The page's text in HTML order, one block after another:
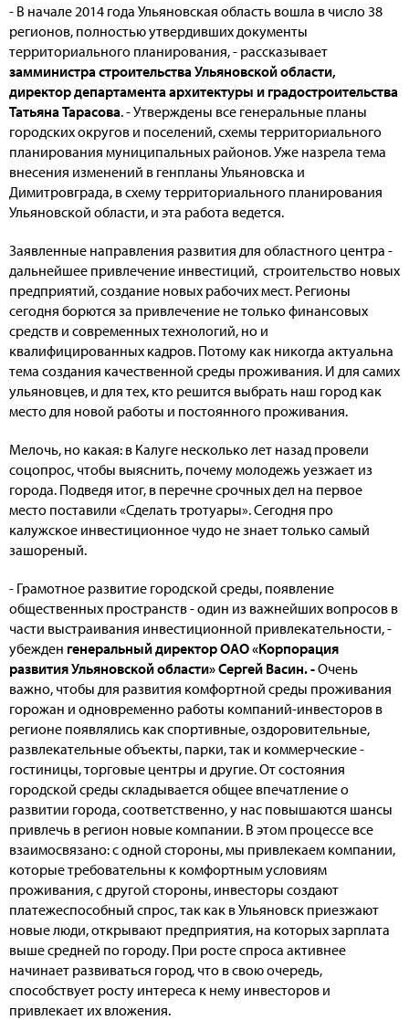
- В начале 2014 года Ульяновская область вошла в число 38
регионов, полностью утвердивших документы
территориального планирования, - рассказывает
замминистра строительства Ульяновской области,
директор департамента архитектуры и градостроительства
Татьяна Тарасова. - Утверждены все генеральные планы
городских округов и поселений, схемы территориального
планирования муниципальных районов. Уже назрела тема
внесения изменений в генпланы Ульяновска и
Димитровграда, в схему территориального планирования
Ульяновской области, и эта работа ведется.
Заявленные направления развития для областного центра -
дальнейшее привлечение инвестиций, строительство новых
предприятий, создание новых рабочих мест. Регионы
сегодня борются за привлечение не только финансовых
средств и современных технологий, но и
квалифицированных кадров. Потому как никогда актуальна
тема создания качественной среды проживания. И для самих
ульяновцев, и для тех, кто решится выбрать наш город как
место для новой работы и постоянного проживания.
Мелочь, но какая: в Калуге несколько лет назад провели
соцопрос, чтобы выяснить, почему молодежь уезжает из
города. Подведя итог, в перечне срочных дел на первое
место поставили «Сделать тротуары». Сегодня про
калужское инвестиционное чудо не знает только самый
зашореный.
- Грамотное развитие городской среды, появление
общественных пространств - один из важнейших вопросов в
части выстраивания инвестиционной привлекательности, -
убежден генеральный директор ОАО «Корпорация
развития Ульяновской области» Сергей Васин. -Очень
важно, чтобы для развития комфортной среды проживания
горожан и одновременно работы компаний-инвесторов в
регионе появлялись как спортивные, оздоровительные,
развлекательные объекты, парки, так и коммерческие -
гостиницы, торговые центры и другие. От состояния
городской среды складывается общее впечатление о
развитии города, соответственно, у нас повышаются шансы
привлечь в регион новые компании. В этом процессе все
взаимосвязано: с одной стороны, мы привлекаем компании,
которые требовательны к комфортным условиям
проживания, с другой стороны, инвесторы создают
платежеспособный спрос, так как в Ульяновск приезжают
новые люди, открывают предприятия, на которых зарплата
выше средней по городу. При росте спроса активнее
начинает развиваться город, что в свою очередь,
способствует росту интереса к нему инвесторов и
привлекает их вложения.